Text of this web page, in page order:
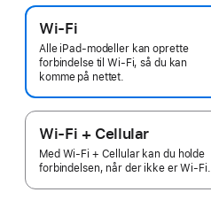
Wi-Fi
Alle iPad-modeller kan oprette
forbindelse til Wi‑Fi, så du kan
komme på nettet.
Wi-Fi + Cellular
Med Wi-Fi + Cellular kan du holde
forbindelsen, når der ikke er Wi-Fi.